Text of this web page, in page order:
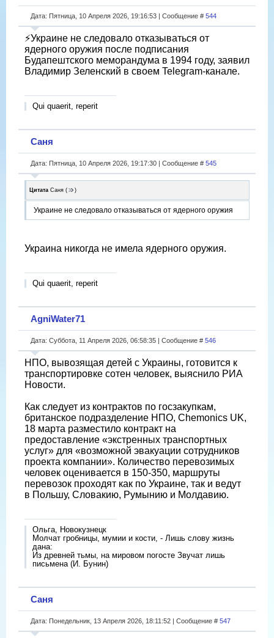
Дата: Пятница, 10 Апреля 2026, 19:16:53 | Сообщение # 544
⚡️Украине не следовало отказываться от
ядерного оружия после подписания
Будапештского меморандума в 1994 году, заявил
Владимир Зеленский в своем Telegram-канале.
Qui quaerit, reperit
Саня
Дата: Пятница, 10 Апреля 2026, 19:17:30 | Сообщение # 545
Цитата Саня ( )
Украине не следовало отказываться от ядерного оружия
Украина никогда не имела ядерного оружия.
Qui quaerit, reperit
AgniWater71
Дата: Суббота, 11 Апреля 2026, 06:58:35 | Сообщение # 546
НПО, вывозящая детей с Украины, готовится к
транспортировке сотен человек, выяснило РИА
Новости.
Как следует из контрактов по госзакупкам,
британское подразделение НПО, Chemonics UK,
18 марта разместило контракт на
предоставление «экстренных транспортных
услуг» для «возможной эвакуации сотрудников
проекта компании». Количество перевозимых
человек оценивается в 150-350, маршруты
перевозок проходят как по Украине, так и ведут
в Польшу, Словакию, Румынию и Молдавию.
Ольга, Новокузнецк
Молчат гробницы, мумии и кости, - Лишь слову жизнь
дана:
Из древней тьмы, на мировом погосте Звучат лишь
письмена (И. Бунин)
Саня
Дата: Понедельник, 13 Апреля 2026, 18:11:52 | Сообщение # 547